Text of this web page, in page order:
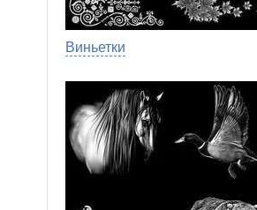
Виньетки